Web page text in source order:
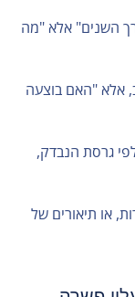
השנים" אלא "מה
אלא "האם בוצעה
גרסת הנבדק,
או תיאורים של